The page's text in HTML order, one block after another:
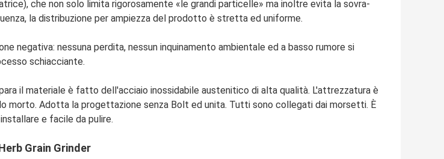
che non solo limita rigorosamente «le grandi particelle» ma inoltre evita la sovra-
la distribuzione per ampiezza del prodotto è stretta ed uniforme.
negativa: nessuna perdita, nessun inquinamento ambientale ed a basso rumore si
schiacciante.
il materiale è fatto dell'acciaio inossidabile austenitico di alta qualità. L'attrezzatura è
morto. Adotta la progettazione senza Bolt ed unita. Tutti sono collegati dai morsetti. È
e facile da pulire.
Grain Grinder